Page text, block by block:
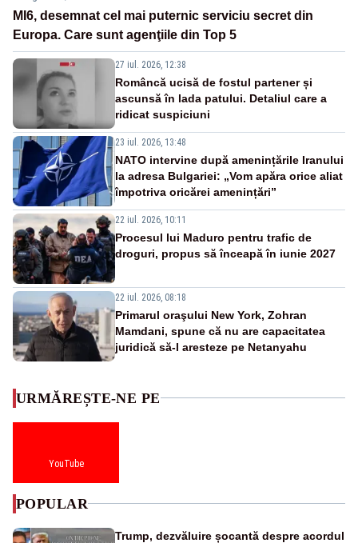
MI6, desemnat cel mai puternic serviciu secret din
Europa. Care sunt agenţiile din Top 5
27 iul. 2026, 12:38
Româncă ucisă de fostul partener și
ascunsă în lada patului. Detaliul care a
ridicat suspiciuni
23 iul. 2026, 13:48
NATO intervine după amenințările Iranului
la adresa Bulgariei: „Vom apăra orice aliat
împotriva oricărei amenințări”
22 iul. 2026, 10:11
Procesul lui Maduro pentru trafic de
droguri, propus să înceapă în iunie 2027
22 iul. 2026, 08:18
Primarul oraşului New York, Zohran
Mamdani, spune că nu are capacitatea
juridică să-l aresteze pe Netanyahu
URMĂREȘTE-NE PE
YouTube
POPULAR
Trump, dezvăluire șocantă despre acordul